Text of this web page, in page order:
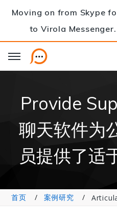
Moving on from Skype
to Virola Messenger.
Provide
聊天软件为
员提供了适
首页 案例研究